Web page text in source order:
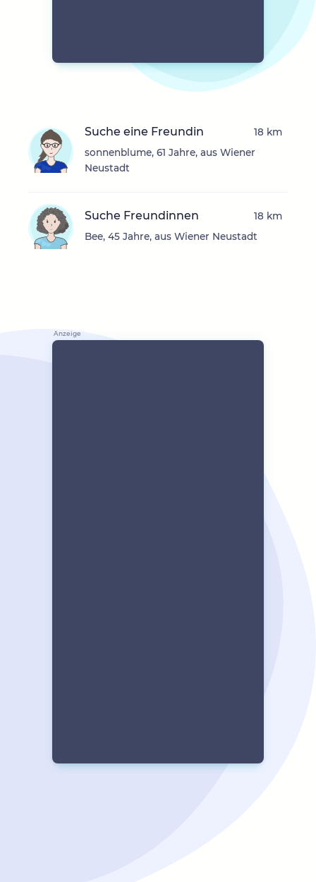
Suche eine Freundin
sonnenblume, 61 Jahre, aus Wiener
Neustadt
18 km
Suche Freundinnen
Bee, 45 Jahre, aus Wiener Neustadt
18 km